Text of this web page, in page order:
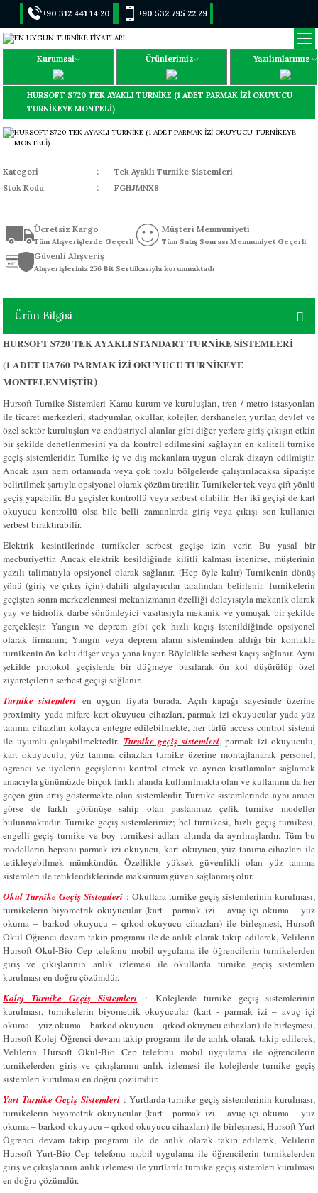
+90 312 441 14 20 +90 532 795 22 29
Kurumsal Ürünlerimiz Yazılımlarımız
HURSOFT S720 TEK AYAKLI TURNİKE (1 ADET PARMAK İZİ OKUYUCU
TURNİKEYE MONTELİ)
Kategori
Tek Ayaklı Turnike Sistemleri
Stok Kodu
FGHJMNX8
Ücretsiz Kargo
Tüm Alışverişlerde Geçerli
Müşteri Memnuniyeti
Tüm Satış Sonrası Memnuniyet Geçerli
Güvenli Alışveriş
Alışverişleriniz 256 Bit Sertiikasıyla korunmaktadı
Ürün Bilgisi
HURSOFT S720 TEK AYAKLI STANDART TURNİKE SİSTEMLERİ
(1 ADET UA760 PARMAK İZİ OKUYUCU TURNİKEYE
MONTELENMİŞTİR)
Hursoft Turnike Sistemleri Kamu kurum ve kuruluşları, tren / metro istasyonları
ile ticaret merkezleri, stadyumlar, okullar, kolejler, dershaneler, yurtlar, devlet ve
özel sektör kuruluşları ve endüstriyel alanlar gibi diğer yerlere giriş çıkışın etkin
bir şekilde denetlenmesini ya da kontrol edilmesini sağlayan en kaliteli turnike
geçiş sistemleridir.Turnike iç ve dış mekanlara uygun olarak dizayn edilmiştir.
Ancak aşırı nem ortamında veya çok tozlu bölgelerde çalıştırılacaksa siparişte
belirtilmek şartıyla opsiyonel olarak çözüm üretilir. Turnikeler tek veya çift yönlü
geçiş yapabilir. Bu geçişler kontrollü veya serbest olabilir. Her iki geçişi de kart
okuyucu kontrollü olsa bile belli zamanlarda giriş veya çıkışı son kullanıcı
serbest bıraktırabilir.
Elektrik kesintilerinde turnikeler serbest geçişe izin verir. Bu yasal bir
mecburiyettir. Ancak elektrik kesildiğinde kilitli kalması istenirse, müşterinin
yazılı talimatıyla opsiyonel olarak sağlanır. (Hep öyle kalır) Turnikenin dönüş
yönü (giriş ve çıkış için) dahili algılayıcılar tarafından belirlenir. Turnikelerin
geçişten sonra merkezlenmesi mekanizmanın özelliği dolayısıyla mekanik olarak
yay ve hidrolik darbe sönümleyici vasıtasıyla mekanik ve yumuşak bir şekilde
gerçekleşir. Yangın ve deprem gibi çok hızlı kaçış istenildiğinde opsiyonel
olarak firmanın; Yangın veya deprem alarm sisteminden aldığı bir kontakla
turnikenin ön kolu düşer veya yana kayar. Böylelikle serbest kaçış sağlanır. Aynı
şekilde protokol geçişlerde bir düğmeye basılarak ön kol düşürülüp özel
ziyaretçilerin serbest geçişi sağlanır.
Turnike sistemleri en uygun fiyata burada. Açılı kapağı sayesinde üzerine
proximity yada mifare kart okuyucu cihazları, parmak izi okuyucular yada yüz
tanıma cihazları kolayca entegre edilebilmekte, her türlü access control sistemi
ile uyumlu çalışabilmektedir. Turnike geçiş sistemleri, parmak izi okuyuculu,
kart okuyuculu, yüz tanıma cihazları turnike üzerine montajlanarak personel,
öğrenci ve üyelerin geçişlerini kontrol etmek ve ayrıca kısıtlamalar sağlamak
amacıyla günümüzde birçok farklı alanda kullanılmakta olan ve kullanımı da her
geçen gün artış göstermekte olan sistemlerdir. Turnike sistemlerinde aynı amacı
görse de farklı görünüşe sahip olan paslanmaz çelik turnike modeller
bulunmaktadır. Turnike geçiş sistemlerimiz; bel turnikesi, hızlı geçiş turnikesi,
engelli geçiş turnike ve boy turnikesi adları altında da ayrılmışlardır. Tüm bu
modellerin hepsini parmak izi okuyucu, kart okuyucu, yüz tanıma cihazları ile
tetikleyebilmek mümkündür. Özellikle yüksek güvenlikli olan yüz tanıma
sistemleri ile tetiklendiklerinde maksimum güven sağlanmış olur.
Okul Turnike Geçiş Sistemleri : Okullara turnike geçiş sistemlerinin kurulması,
turnikelerin biyometrik okuyucular (kart - parmak izi – avuç içi okuma – yüz
okuma – barkod okuyucu – qrkod okuyucu cihazları) ile birleşmesi, Hursoft
Okul Öğrenci devam takip programı ile de anlık olarak takip edilerek, Velilerin
Hursoft Okul-Bio Cep telefonu mobil uygulama ile öğrencilerin turnikelerden
giriş ve çıkışlarının anlık izlemesi ile okullarda turnike geçiş sistemleri
kurulması en doğru çözümdür.
Kolej Turnike Geçiş Sistemleri : Kolejlerde turnike geçiş sistemlerinin
kurulması, turnikelerin biyometrik okuyucular (kart - parmak izi – avuç içi
okuma – yüz okuma – barkod okuyucu – qrkod okuyucu cihazları) ile birleşmesi,
Hursoft Kolej Öğrenci devam takip programı ile de anlık olarak takip edilerek,
Velilerin Hursoft Okul-Bio Cep telefonu mobil uygulama ile öğrencilerin
turnikelerden giriş ve çıkışlarının anlık izlemesi ile kolejlerde turnike geçiş
sistemleri kurulması en doğru çözümdür.
Yurt Turnike Geçiş Sistemleri: Yurtlarda turnike geçiş sistemlerinin kurulması,
turnikelerin biyometrik okuyucular (kart - parmak izi – avuç içi okuma – yüz
okuma – barkod okuyucu – qrkod okuyucu cihazları) ile birleşmesi, Hursoft Yurt
Öğrenci devam takip programı ile de anlık olarak takip edilerek, Velilerin
Hursoft Yurt-Bio Cep telefonu mobil uygulama ile öğrencilerin turnikelerden
giriş ve çıkışlarının anlık izlemesi ile yurtlarda turnike geçiş sistemleri kurulması
en doğru çözümdür.